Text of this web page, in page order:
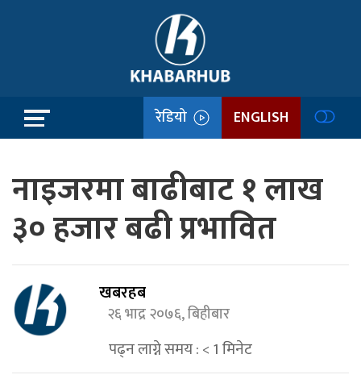
रेडियो ENGLISH
नाइजरमा बाढीबाट १ लाख
३० हजार बढी प्रभावित
खबरहब
२६ भाद्र २०७६, बिहीबार
पढ्न लाग्ने समय :< 1मिनेट